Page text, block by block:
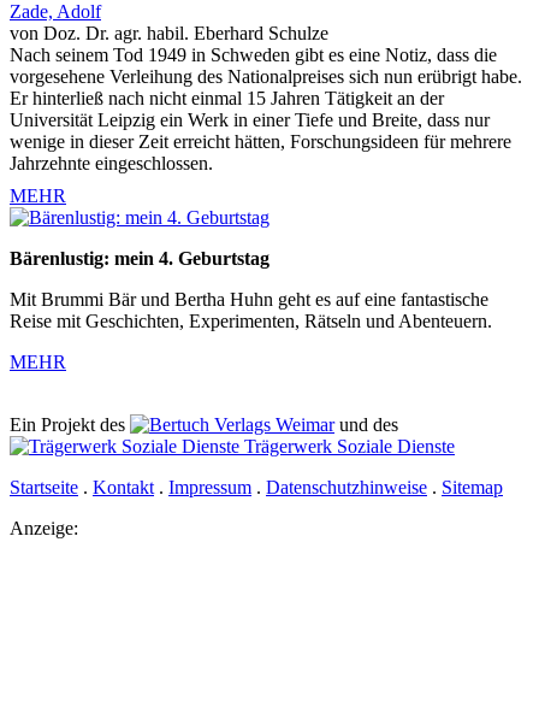
Zade, Adolf
von Doz. Dr. agr. habil. Eberhard Schulze
Nach seinem Tod 1949 in Schweden gibt es eine Notiz, dass die
vorgesehene Verleihung des Nationalpreises sich nun erübrigt habe.
Er hinterließ nach nicht einmal 15 Jahren Tätigkeit an der
Universität Leipzig ein Werk in einer Tiefe und Breite, dass nur
wenige in dieser Zeit erreicht hätten, Forschungsideen für mehrere
Jahrzehnte eingeschlossen.
MEHR
Bärenlustig: mein 4. Geburtstag
Mit Brummi Bär und Bertha Huhn geht es auf eine fantastische
Reise mit Geschichten, Experimenten, Rätseln und Abenteuern.
MEHR
Ein Projekt des Verlags Weimarund des
Trägerwerk Soziale Dienste
Startseite . Kontakt . Impressum . Datenschutzhinweise . Sitemap
Anzeige: